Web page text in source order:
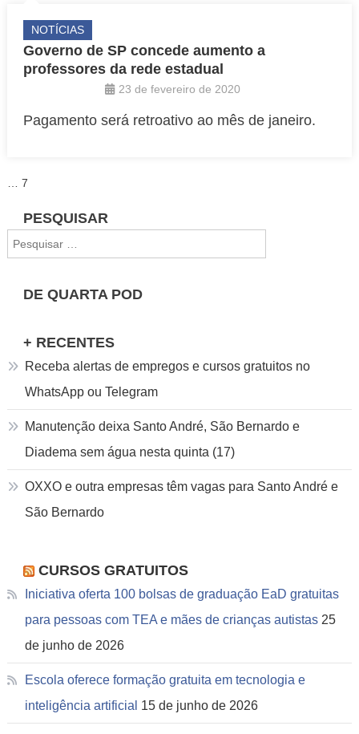
NOTÍCIAS
Governo de SP concede aumento a
professores da rede estadual
23 de fevereiro de 2020
Pagamento será retroativo ao mês de janeiro.
Paginação
de
posts
7
PESQUISAR
por:
DE QUARTA POD
+ RECENTES
Receba alertas de empregos e cursos gratuitos no
WhatsApp ou Telegram
Manutenção deixa Santo André, São Bernardo e
Diadema sem água nesta quinta (17)
OXXO e outra empresas têm vagas para Santo André e
São Bernardo
CURSOS GRATUITOS
Iniciativa oferta 100 bolsas de graduação EaD gratuitas
para pessoas com TEA e mães de crianças autistas 25
de junho de 2026
Escola oferece formação gratuita em tecnologia e
inteligência artificial 15 de junho de 2026